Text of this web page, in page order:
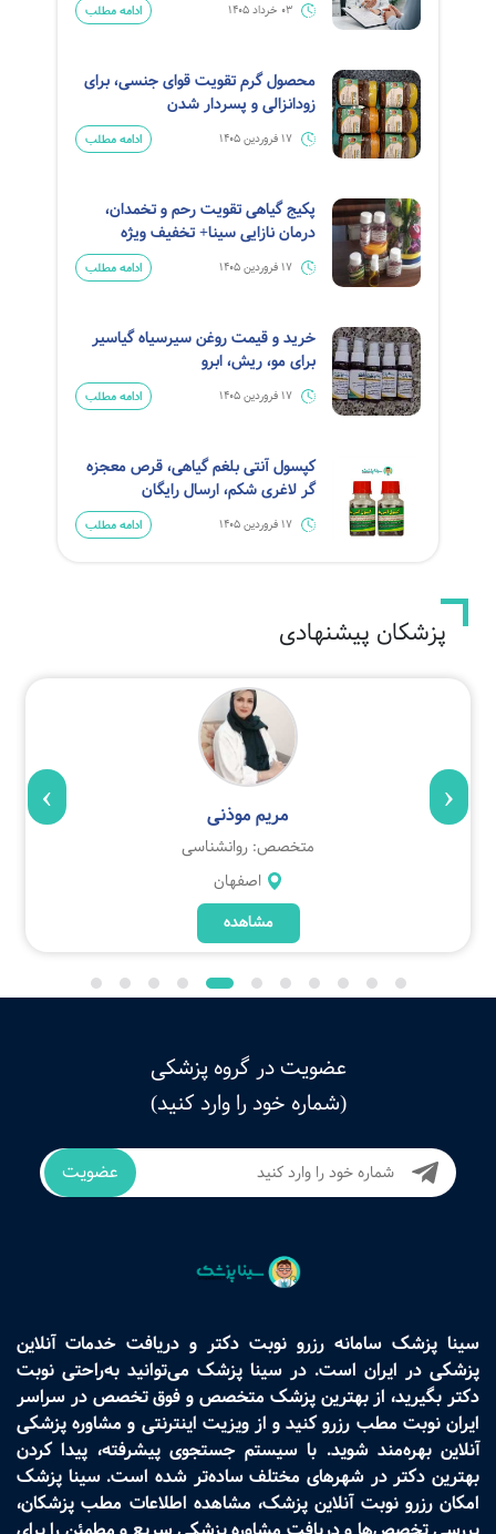
03 خرداد 1405 ادامه مطلب
محصول گرم تقویت قوای جنسی، برای
زودانزالی و پسردار شدن
17 فروردین 1405 ادامه مطلب
پکیج گیاهی تقویت رحم و تخمدان،
درمان نازایی سینا+ تخفیف ویژه
17 فروردین 1405 ادامه مطلب
خرید و قیمت روغن سیرسیاه گیاسیر
برای مو، ریش، ابرو
17 فروردین 1405 ادامه مطلب
کپسول آنتی بلغم گیاهی، قرص معجزه
گر لاغری شکم، ارسال رایگان
17 فروردین 1405 ادامه مطلب
پزشکان پیشنهادی
مریم موذنی
متخصص: روانشناسی
اصفهان
مشاهده
‹
›
عضویت در گروه پزشکی
(شماره خود را وارد کنید)
عضویت
سینا پزشک سامانه رزرو نوبت دکتر و دریافت خدمات آنلاین
پزشکی در ایران است. در سینا پزشک می‌توانید به‌راحتی نوبت
دکتر بگیرید، از بهترین پزشک متخصص و فوق تخصص در سراسر
ایران نوبت مطب رزرو کنید و از ویزیت اینترنتی و مشاوره پزشکی
آنلاین بهره‌مند شوید. با سیستم جستجوی پیشرفته، پیدا کردن
بهترین دکتر در شهرهای مختلف ساده‌تر شده است. سینا پزشک
امکان رزرو نوبت آنلاین پزشک، مشاهده اطلاعات مطب پزشکان،